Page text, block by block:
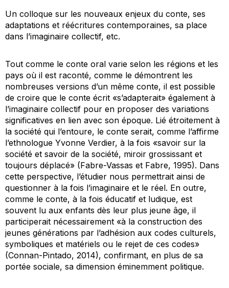
Un colloque sur les nouveaux enjeux du conte, ses
adaptations et réécritures contemporaines, sa place
dans l’imaginaire collectif, etc.
Tout comme le conte oral varie selon les régions et les
pays où il est raconté, comme le démontrent les
nombreuses versions d’un même conte, il est possible
de croire que le conte écrit «s’adapterait» également à
l’imaginaire collectif pour en proposer des variations
significatives en lien avec son époque. Lié étroitement à
la société qui l’entoure, le conte serait, comme l’affirme
l’ethnologue Yvonne Verdier, à la fois «savoir sur la
société et savoir de la société, miroir grossissant et
toujours déplacé» (Fabre-Vassas et Fabre, 1995). Dans
cette perspective, l’étudier nous permettrait ainsi de
questionner à la fois l’imaginaire et le réel. En outre,
comme le conte, à la fois éducatif et ludique, est
souvent lu aux enfants dès leur plus jeune âge, il
participerait nécessairement «à la construction des
jeunes générations par l’adhésion aux codes culturels,
symboliques et matériels ou le rejet de ces codes»
(Connan-Pintado, 2014), confirmant, en plus de sa
portée sociale, sa dimension éminemment politique.